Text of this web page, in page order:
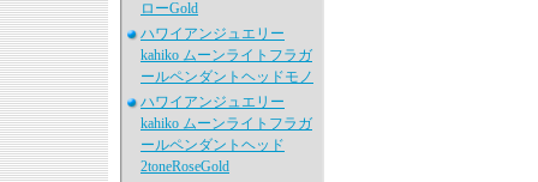
ローGold
ハワイアンジュエリー
kahiko ムーンライトフラガ
ールペンダントヘッドモノ
ハワイアンジュエリー
kahiko ムーンライトフラガ
ールペンダントヘッド
2toneRoseGold